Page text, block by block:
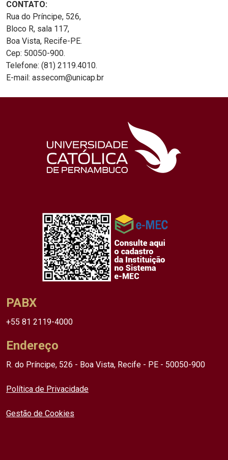
CONTATO:
Rua do Príncipe, 526,
Bloco R, sala 117,
Boa Vista, Recife-PE.
Cep: 50050-900.
Telefone: (81) 2119.4010.
E-mail: assecom@unicap.br
PABX
+55 81 2119-4000
Endereço
R. do Príncipe, 526 - Boa Vista, Recife - PE - 50050-900
Política de Privacidade
Gestão de Cookies